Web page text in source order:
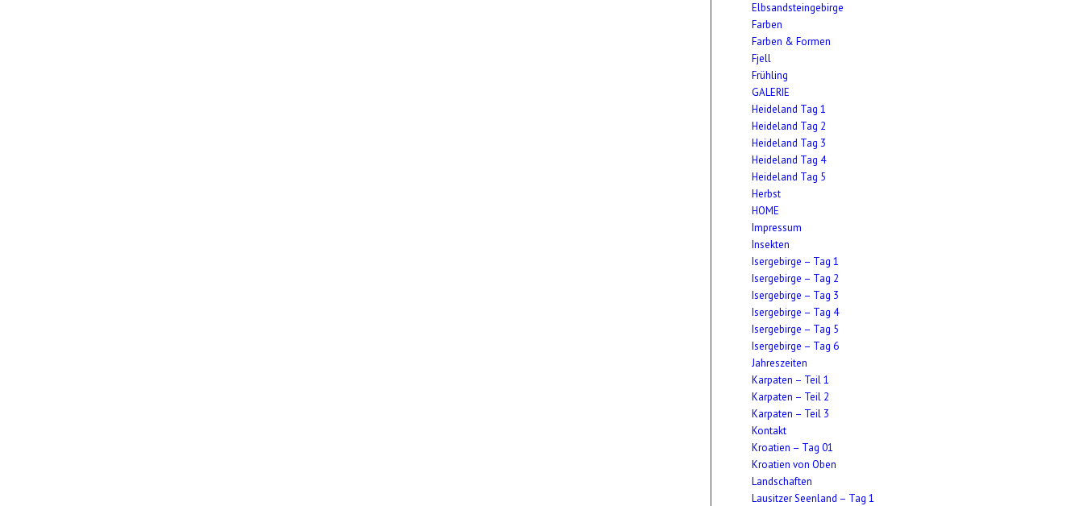
Elbsandsteingebirge
Farben
Farben & Formen
Fjell
Frühling
GALERIE
Heideland Tag 1
Heideland Tag 2
Heideland Tag 3
Heideland Tag 4
Heideland Tag 5
Herbst
HOME
Impressum
Insekten
Isergebirge – Tag 1
Isergebirge – Tag 2
Isergebirge – Tag 3
Isergebirge – Tag 4
Isergebirge – Tag 5
Isergebirge – Tag 6
Jahreszeiten
Karpaten – Teil 1
Karpaten – Teil 2
Karpaten – Teil 3
Kontakt
Kroatien – Tag 01
Kroatien von Oben
Landschaften
Lausitzer Seenland – Tag 1